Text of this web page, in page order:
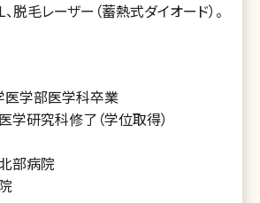
脱毛レーザー（蓄熱式ダイオード）。
学部医学科卒業
研究科修了（学位取得）
部病院